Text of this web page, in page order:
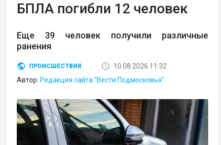
БПЛА погибли 12 человек
Еще 39 человек получили различные
ранения
ПРОИСШЕСТВИЯ
10.08.2026 11:32
Автор: Редакция сайта "Вести Подмосковья"